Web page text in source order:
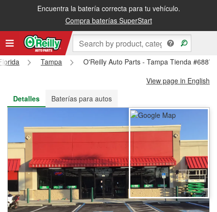
Encuentra la batería correcta para tu vehículo.
Compra baterías SuperStart
Recibe tu orden gratis al día siguiente o recógela en la tienda
Tampa
O'Reilly Auto Parts - Tampa Tienda #6887
View page in English
Detalles
Baterías para autos